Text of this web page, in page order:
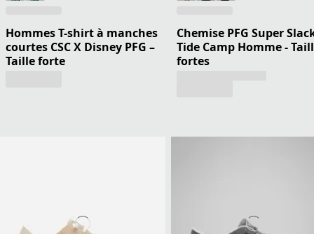
Hommes T-shirt à manches
courtes CSC X Disney PFG –
Taille forte
Chemise PFG Super
Tide Camp Homme -
fortes